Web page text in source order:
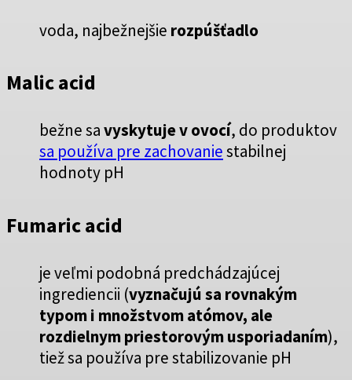
voda, najbežnejšie rozpúšťadlo
Malic acid
bežne savyskytuje v ovocí, do produktov
sa používa pre zachovaniestabilnej
hodnoty pH
Fumaric acid
je veľmi podobná predchádzajúcej
ingrediencii (vyznačujú sa rovnakým
typom i množstvom atómov, ale
rozdielnym priestorovým usporiadaním),
tiež sa používa pre stabilizovanie pH